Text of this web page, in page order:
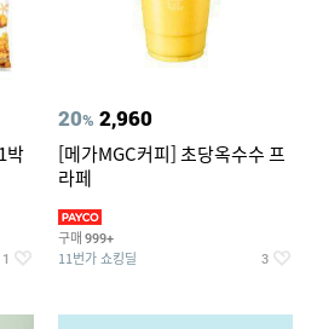
박
1
20% 2,960
[메가MGC커피] 초당옥수수 프
라페
구매 999+
11번가 쇼킹딜 3